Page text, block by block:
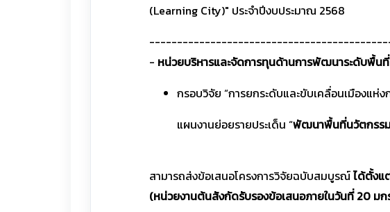
(Learning City)" ประจำปีงบประมาณ 2568
- หน่วยบริหารและจัดการทุนด้านการพัฒนาระดับพื้น
กรอบวิจัย “การยกระดับและขับเคลื่อนเมืองแห่
แผนงานย่อยรายประเด็น “พัฒนาพื้นที่นวัตกรรม
สามารถส่งข้อเสนอโครงการวิจัยฉบับสมบูรณ์ได้ตั้งแ
(หน่วยงานต้นสังกัดรับรองข้อเสนอภายในวันที่ 20 มก